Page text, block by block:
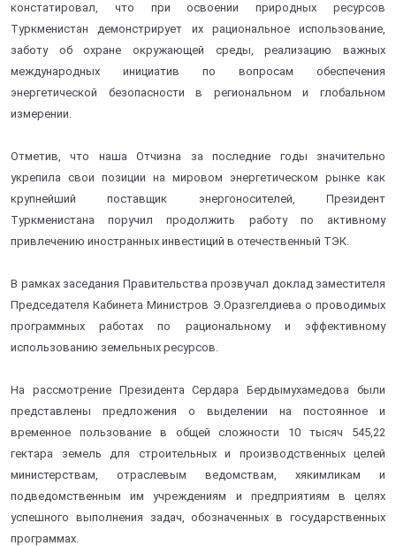
констатировал, что при освоении природных ресурсов
Туркменистан демонстрирует их рациональное использование,
заботу об охране окружающей среды, реализацию важных
международных инициатив по вопросам обеспечения
энергетической безопасности в региональном и глобальном
измерении.
Отметив, что наша Отчизна за последние годы значительно
укрепила свои позиции на мировом энергетическом рынке как
крупнейший поставщик энергоносителей, Президент
Туркменистана поручил продолжить работу по активному
привлечению иностранных инвестиций в отечественный ТЭК.
В рамках заседания Правительства прозвучал доклад заместителя
Председателя Кабинета Министров Э.Оразгелдиева о проводимых
программных работах по рациональному и эффективному
использованию земельных ресурсов.
На рассмотрение Президента Сердара Бердымухамедова были
представлены предложения о выделении на постоянное и
временное пользование в общей сложности 10 тысяч 545,22
гектара земель для строительных и производственных целей
министерствам, отраслевым ведомствам, хякимликам и
подведомственным им учреждениям и предприятиям в целях
успешного выполнения задач, обозначенных в государственных
программах.